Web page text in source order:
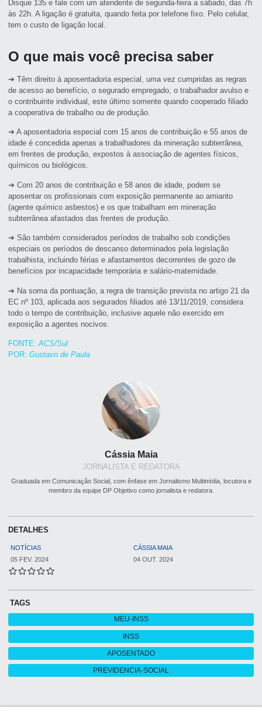
Cássia Maia
JORNALISTA E REDATORA
Graduada em Comunicação Social, com ênfase em Jornalismo Multimídia, locutora e
membro da equipe DP Objetivo como jornalista e redatora.
DETALHES
NOTÍCIAS
CÁSSIA MAIA
05 FEV. 2024
04 OUT. 2024
TAGS
MEU-INSS
INSS
APOSENTADO
PREVIDENCIA-SOCIAL
Disque 135 e fale com um atendente de segunda-feira a sábado, das 7h
às 22h. A ligação é gratuita, quando feita por telefone fixo. Pelo celular,
tem o custo de ligação local.
O que mais você precisa saber
➔ Têm direito à aposentadoria especial, uma vez cumpridas as regras
de acesso ao benefício, o segurado empregado, o trabalhador avulso e
o contribuinte individual, este último somente quando cooperado filiado
a cooperativa de trabalho ou de produção.
➔ A aposentadoria especial com 15 anos de contribuição e 55 anos de
idade é concedida apenas a trabalhadores da mineração subterrânea,
em frentes de produção, expostos à associação de agentes físicos,
químicos ou biológicos.
➔ Com 20 anos de contribuição e 58 anos de idade, podem se
aposentar os profissionais com exposição permanente ao amianto
(agente químico asbestos) e os que trabalham em mineração
subterrânea afastados das frentes de produção.
➔ São também considerados períodos de trabalho sob condições
especiais os períodos de descanso determinados pela legislação
trabalhista, incluindo férias e afastamentos decorrentes de gozo de
benefícios por incapacidade temporária e salário-maternidade.
➔ Na soma da pontuação, a regra de transição prevista no artigo 21 da
EC nº 103, aplicada aos segurados filiados até 13/11/2019, considera
todo o tempo de contribuição, inclusive aquele não exercido em
exposição a agentes nocivos.
FONTE:ACS/Sul
POR:Gustavo de Paula